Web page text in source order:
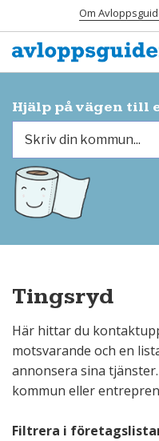
Om
Hjälp på vägen till
Tingsryd
Här hittar du
motsvarande och en
annonsera sina
kommun eller
Filtrera i